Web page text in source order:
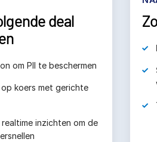
deal
om PII te beschermen
koers met gerichte
realtime inzichten om de